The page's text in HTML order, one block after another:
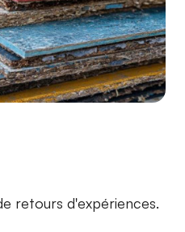
retours d'expériences.